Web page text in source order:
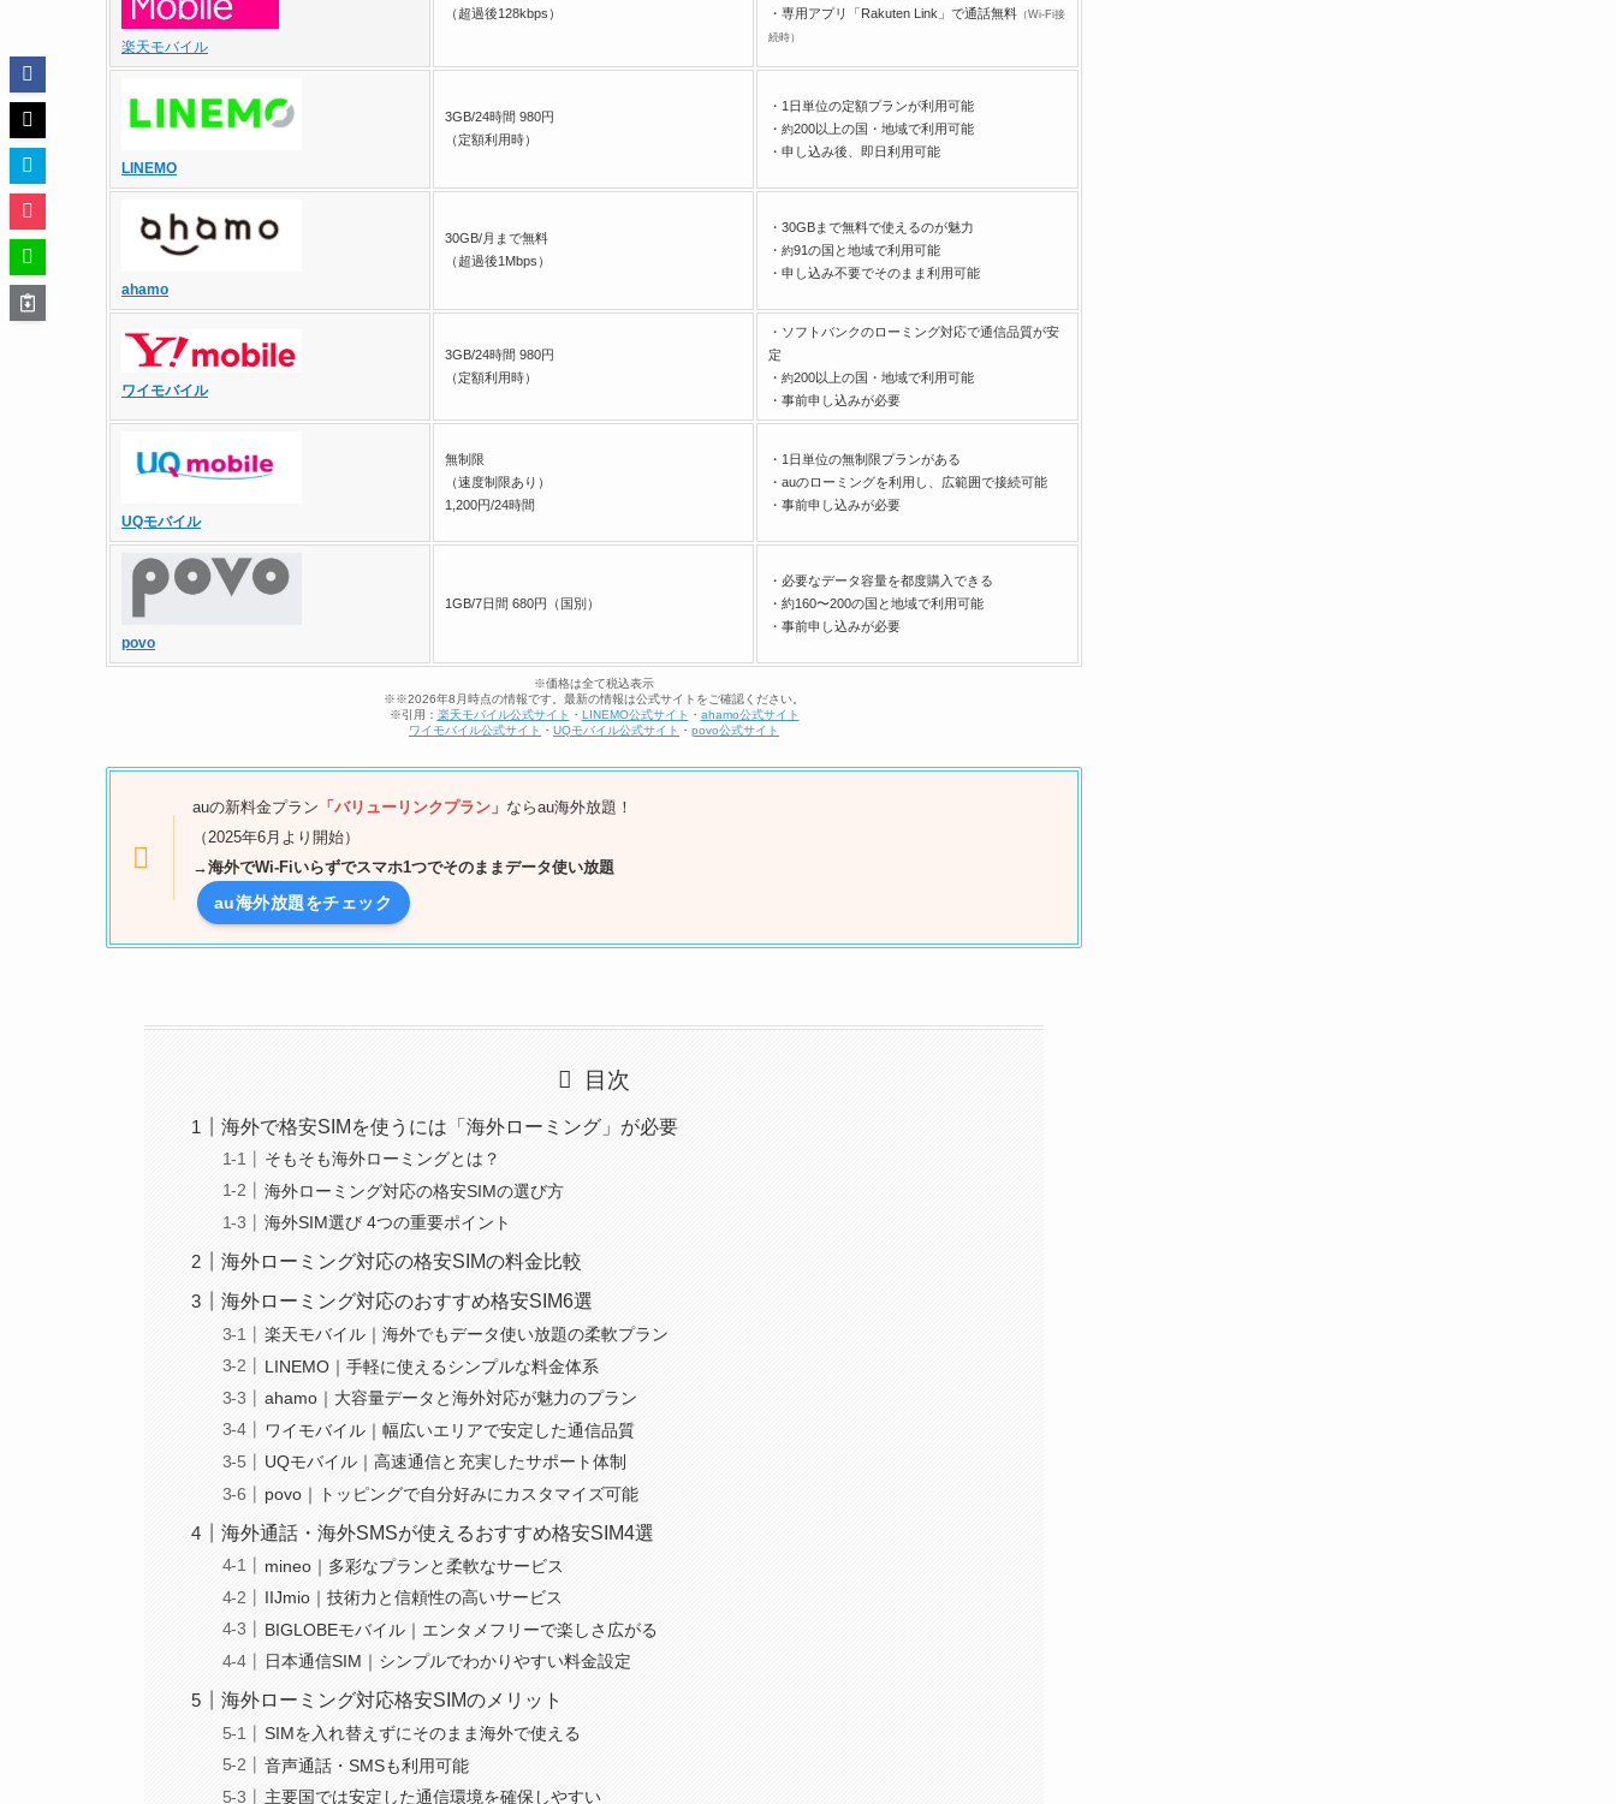
楽天モバイル
（超過後128kbps）
・専用アプリ「Rakuten Link」で通話無料 （Wi-Fi接
続時）
LINEMO
3GB/24時間 980円
（定額利用時）
・1日単位の定額プランが利用可能
・ 約200以上の国・地域で利用可能
・申し込み後、即日利用可能
ahamo
30GB/月まで無料
（超過後1Mbps）
・30GBまで無料で使えるのが魅力
・ 約91の国と地域で利用可能
・申し込み不要でそのまま利用可能
ワイモバイル
3GB/24時間 980円
（定額利用時）
・ソフトバンクのローミング対応で通信品質が安
定
・ 約200以上の国・地域で利用可能
・事前申し込みが必要
UQモバイル
無制限
（速度制限あり）
1,200円/24時間
・1日単位の無制限プランがある
・auのローミングを利用し、広範囲で接続可能
・事前申し込みが必要
povo
1GB/7日間 680円（国別）
・必要なデータ容量を都度購入できる
・約160〜200の国と地域で利用可能
・事前申し込みが必要
※価格は全て税込表示
※※2026年8月時点の情報です。最新の情報は公式サイトをご確認ください。
※引用： 楽天モバイル公式サイト ・ LINEMO公式サイト ・ ahamo公式サイト
ワイモバイル公式サイト ・ UQモバイル公式サイト ・ povo公式サイト
auの新料金プラン 「バリューリンクプラン」 ならau海外放題！
（2025年6月より開始）
→海外でWi-Fiいらずでスマホ1つでそのままデータ使い放題
au海外放題をチェック
目次
海外で格安SIMを使うには「海外ローミング」が必要
そもそも海外ローミングとは？
海外ローミング対応の格安SIMの選び方
海外SIM選び 4つの重要ポイント
海外ローミング対応の格安SIMの料金比較
海外ローミング対応のおすすめ格安SIM6選
楽天モバイル｜海外でもデータ使い放題の柔軟プラン
LINEMO｜手軽に使えるシンプルな料金体系
ahamo｜大容量データと海外対応が魅力のプラン
ワイモバイル｜幅広いエリアで安定した通信品質
UQモバイル｜高速通信と充実したサポート体制
povo｜トッピングで自分好みにカスタマイズ可能
海外通話・海外SMSが使えるおすすめ格安SIM4選
mineo｜多彩なプランと柔軟なサービス
IIJmio｜技術力と信頼性の高いサービス
BIGLOBEモバイル｜エンタメフリーで楽しさ広がる
日本通信SIM｜シンプルでわかりやすい料金設定
海外ローミング対応格安SIMのメリット
SIMを入れ替えずにそのまま海外で使える
音声通話・SMSも利用可能
主要国では安定した通信環境を確保しやすい